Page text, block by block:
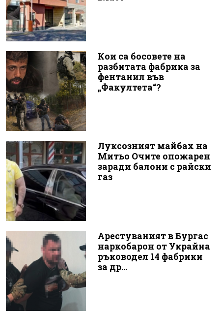
Кои са босовете на
разбитата фабрика за
фентанил във
„Факултета“?
Луксозният майбах на
Митьо Очите опожарен
заради балони с райски
газ
Арестуваният в Бургас
наркобарон от Украйна
ръководел 14 фабрики
за др...